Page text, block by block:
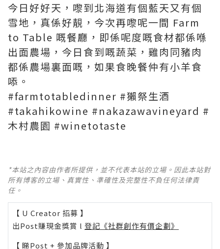
今日好好天，嚟到北海道有個藍天又有個
雪地，真係好靚，今次再嚟呢一間 Farm
to Table 嘅餐廳，即係呢度嘅食材都係喺
出面農場，今日食到嘅蔬菜，雞肉同豬肉
都係農場裏面嘅，如果食晚餐仲有小羊食
㖭。
#farmtotabledinner #獺祭生酒
#takahikowine #nakazawavineyard #
木村農園 #winetotaste
*本站之內容由作者所提供，並不代表本站的立場。因此本站對
所有博客的立場、真實性、準確性及完整性不負任何法律責
任。
【 U Creator 招募 】
出Post賺現金獎賞 l 登記《社群創作有價企劃》
【 睇Post + 參加品牌活動 】